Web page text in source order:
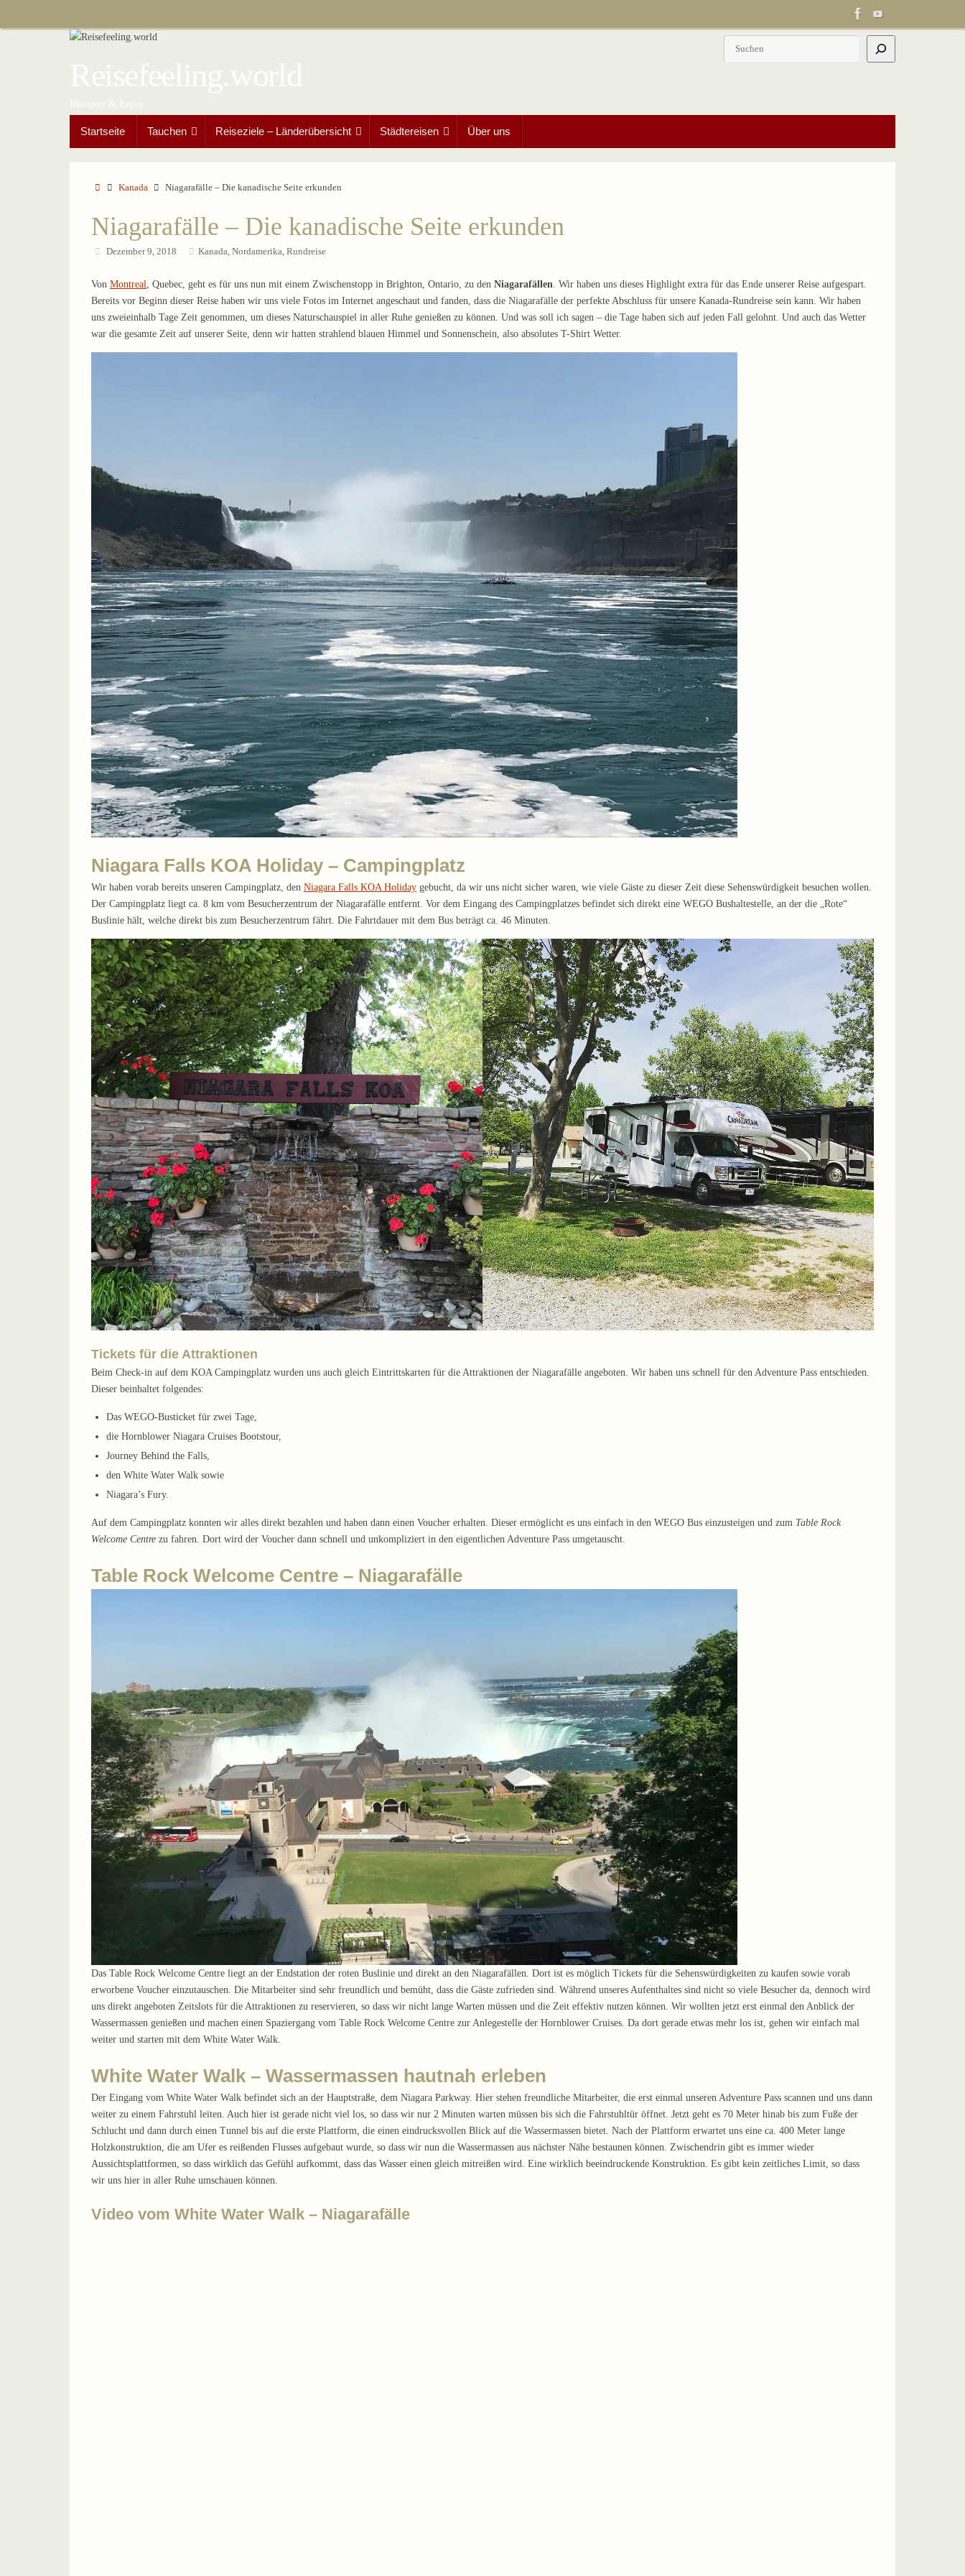
Reisefeeling.world
Discover & Enjoy
Suchen
Inhalt
Startseite Tauchen Reiseziele – Länderübersicht Städtereisen Über uns
StartKanada Niagarafälle – Die kanadische Seite erkunden
Niagarafälle – Die kanadische Seite erkunden
Dezember 9, 2018 Kanada,Nordamerika,Rundreise
Von Montreal , Quebec, geht es für uns nun mit einem Zwischenstopp in Brighton, Ontario, zu den Niagarafällen . Wir haben uns dieses Highlight extra für das Ende unserer Reise aufgespart.
Bereits vor Beginn dieser Reise haben wir uns viele Fotos im Internet angeschaut und fanden, dass die Niagarafälle der perfekte Abschluss für unsere Kanada-Rundreise sein kann. Wir haben
uns zweieinhalb Tage Zeit genommen, um dieses Naturschauspiel in aller Ruhe genießen zu können. Und was soll ich sagen – die Tage haben sich auf jeden Fall gelohnt. Und auch das Wetter
war die gesamte Zeit auf unserer Seite, denn wir hatten strahlend blauen Himmel und Sonnenschein, also absolutes T-Shirt Wetter.
Niagara Falls KOA Holiday – Campingplatz
Wir haben vorab bereits unseren Campingplatz, den Niagara Falls KOA Holiday gebucht, da wir uns nicht sicher waren, wie viele Gäste zu dieser Zeit diese Sehenswürdigkeit besuchen wollen.
Der Campingplatz liegt ca. 8 km vom Besucherzentrum der Niagarafälle entfernt. Vor dem Eingang des Campingplatzes befindet sich direkt eine WEGO Bushaltestelle, an der die „Rote“
Buslinie hält, welche direkt bis zum Besucherzentrum fährt. Die Fahrtdauer mit dem Bus beträgt ca. 46 Minuten.
Tickets für die Attraktionen
Beim Check-in auf dem KOA Campingplatz wurden uns auch gleich Eintrittskarten für die Attraktionen der Niagarafälle angeboten. Wir haben uns schnell für den Adventure Pass entschieden.
Dieser beinhaltet folgendes:
Das WEGO-Busticket für zwei Tage,
die Hornblower Niagara Cruises Bootstour,
Journey Behind the Falls,
den White Water Walk sowie
Niagara’s Fury.
Auf dem Campingplatz konnten wir alles direkt bezahlen und haben dann einen Voucher erhalten. Dieser ermöglicht es uns einfach in den WEGO Bus einzusteigen und zum Table Rock
Welcome Centre zu fahren. Dort wird der Voucher dann schnell und unkompliziert in den eigentlichen Adventure Pass umgetauscht.
Table Rock Welcome Centre – Niagarafälle
Das Table Rock Welcome Centre liegt an der Endstation der roten Buslinie und direkt an den Niagarafällen. Dort ist es möglich Tickets für die Sehenswürdigkeiten zu kaufen sowie vorab
erworbene Voucher einzutauschen. Die Mitarbeiter sind sehr freundlich und bemüht, dass die Gäste zufrieden sind. Während unseres Aufenthaltes sind nicht so viele Besucher da, dennoch wird
uns direkt angeboten Zeitslots für die Attraktionen zu reservieren, so dass wir nicht lange Warten müssen und die Zeit effektiv nutzen können. Wir wollten jetzt erst einmal den Anblick der
Wassermassen genießen und machen einen Spaziergang vom Table Rock Welcome Centre zur Anlegestelle der Hornblower Cruises. Da dort gerade etwas mehr los ist, gehen wir einfach mal
weiter und starten mit dem White Water Walk.
White Water Walk – Wassermassen hautnah erleben
Der Eingang vom White Water Walk befindet sich an der Hauptstraße, dem Niagara Parkway. Hier stehen freundliche Mitarbeiter, die erst einmal unseren Adventure Pass scannen und uns dann
weiter zu einem Fahrstuhl leiten. Auch hier ist gerade nicht viel los, so dass wir nur 2 Minuten warten müssen bis sich die Fahrstuhltür öffnet. Jetzt geht es 70 Meter hinab bis zum Fuße der
Schlucht und dann durch einen Tunnel bis auf die erste Plattform, die einen eindrucksvollen Blick auf die Wassermassen bietet. Nach der Plattform erwartet uns eine ca. 400 Meter lange
Holzkonstruktion, die am Ufer es reißenden Flusses aufgebaut wurde, so dass wir nun die Wassermassen aus nächster Nähe bestaunen können. Zwischendrin gibt es immer wieder
Aussichtsplattformen, so dass wirklich das Gefühl aufkommt, dass das Wasser einen gleich mitreißen wird. Eine wirklich beeindruckende Konstruktion. Es gibt kein zeitliches Limit, so dass
wir uns hier in aller Ruhe umschauen können.
Video vom White Water Walk – Niagarafälle